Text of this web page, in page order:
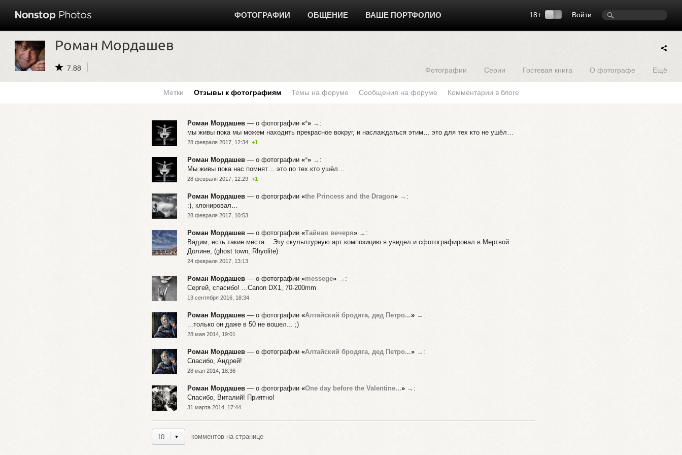
Войти
18+
ФОТОГРАФИИ ОБЩЕНИЕ ВАШЕ ПОРТФОЛИО
Роман Мордашев
7.88 Фотографии Серии Гостевая книга О фотографе Ещё
Метки Отзывы к фотографиям Темы на форуме Сообщения на форуме Комментарии в блоге
Роман Мордашев — о фотографии «*» → :
мы живы пока мы можем находить прекрасное вокруг, и наслаждаться этим… это для тех кто не ушёл…
28 февраля 2017, 12:34 +1
Роман Мордашев — о фотографии «*» → :
Мы живы пока нас помнят… это по тех кто ушёл…
28 февраля 2017, 12:29 +1
Роман Мордашев — о фотографии «the Princess and the Dragon» → :
:), клонировал…
28 февраля 2017, 10:53
Роман Мордашев — о фотографии «Тайная вечеря» → :
Вадим, есть такие места… Эту скульптурную арт композицию я увидел и сфотографировал в Мертвой
Долине, (ghost town, Rhyolite)
24 февраля 2017, 13:13
Роман Мордашев — о фотографии «messege» → :
Сергей, спасибо! ...Canon DX1, 70-200mm
13 сентября 2016, 18:34
Роман Мордашев — о фотографии «Алтайский бродяга, дед Петро...» → :
...только он даже в 50 не вошел... ;)
28 мая 2014, 19:01
Роман Мордашев — о фотографии «Алтайский бродяга, дед Петро...» → :
Спасибо, Андрей!
28 мая 2014, 18:36
Роман Мордашев — о фотографии «One day before the Valentine...» → :
Спасибо, Виталий! Приятно!
31 марта 2014, 17:44
10 комментов на странице